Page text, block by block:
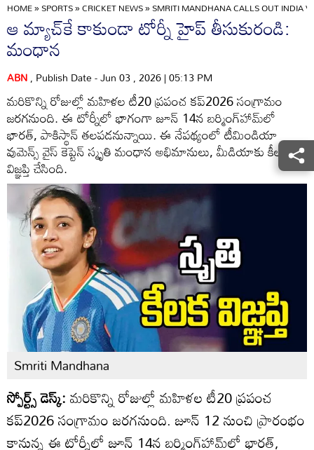
HOME»SPORTS»CRICKET NEWS»SMRITI MANDHANA CALLS OUT INDIA
ఆ మ్యాచ్‌కే కాకుండా టోర్నీ హైప్‌ తీసుకురండి:
మంధాన
ABN, Publish Date - Jun 03 , 2026 | 05:13 PM
మరికొన్ని రోజుల్లో మహిళల టీ20 ప్రపంచ కప్‌2026 సంగ్రామం
జరగనుంది. ఈ టోర్నీలో భాగంగా జూన్ 14న బర్మింగ్‌హామ్‌లో
భారత్, పాకిస్థాన్ తలపడనున్నాయి. ఈ నేపథ్యంలో టీమిండియా
వుమెన్స్ వైస్ కెప్టెన్ స్మృతి మంధాన అభిమానులు, మీడియాకు కీలక
విజ్ఞప్తి చేసింది.
Smriti Mandhana
స్పోర్ట్స్ డెస్క్:మరికొన్ని రోజుల్లో మహిళల టీ20 ప్రపంచ
కప్‌2026 సంగ్రామం జరగనుంది. జూన్ 12 నుంచి ప్రారంభం
కానున్న ఈ టోర్నీలో జూన్ 14న బర్మింగ్‌హామ్‌లో భారత్,